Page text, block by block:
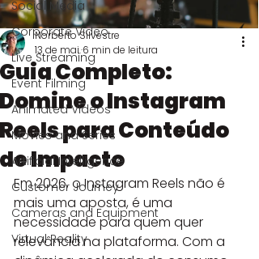
Social Media
Corporate Video
Live Streaming
Event Filming
Animated Videos
Movies and Series
Artificial Intelligence
Customer Journey
Cameras and Equipment
Virtual Reality
Guia Completo:
Domine o Instagram
Reels para Conteúdo
de Impacto
Norberto Silvestre
13 de mai.6 min de leitura
Em 2026, o Instagram Reels não é
mais uma aposta, é uma
necessidade para quem quer
relevância na plataforma. Com a